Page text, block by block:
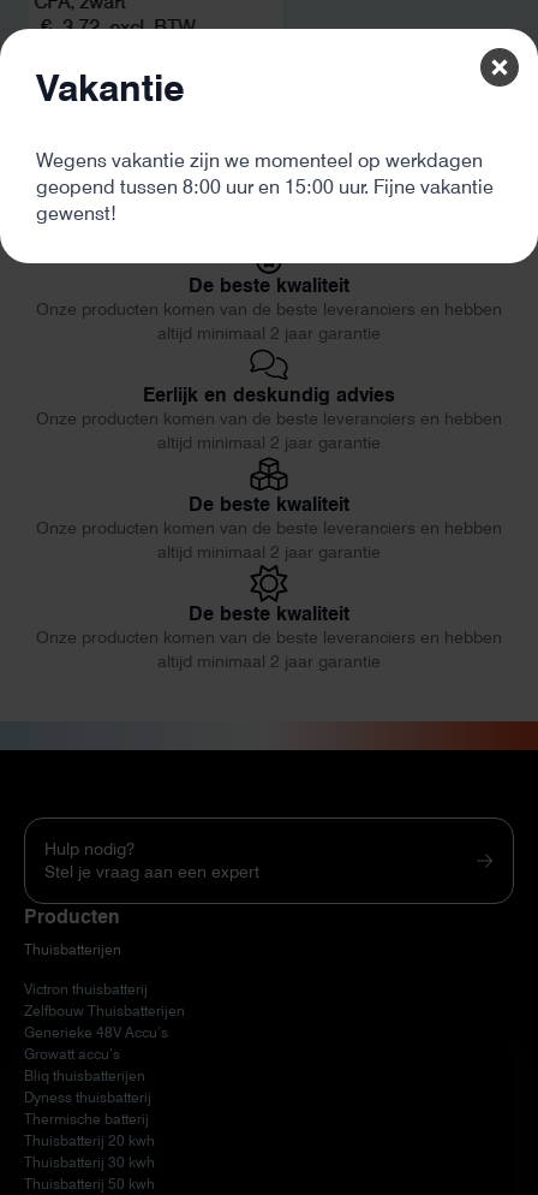
€3,72 excl. BTW
De beste kwaliteit
Onze producten komen van de beste leveranciers en hebben
altijd minimaal 2 jaar garantie
Eerlijk en deskundig advies
Onze producten komen van de beste leveranciers en hebben
altijd minimaal 2 jaar garantie
De beste kwaliteit
Onze producten komen van de beste leveranciers en hebben
altijd minimaal 2 jaar garantie
De beste kwaliteit
Onze producten komen van de beste leveranciers en hebben
altijd minimaal 2 jaar garantie
Hulp nodig?
Stel je vraag aan een expert
Producten
Thuisbatterijen
Victron thuisbatterij
Zelfbouw Thuisbatterijen
Generieke 48V Accu’s
Growatt accu’s
Bliq thuisbatterijen
Dyness thuisbatterij
Thermische batterij
Thuisbatterij 20 kwh
Thuisbatterij 30 kwh
Thuisbatterij 50 kwh
Vakantie
Wegens vakantie zijn we momenteel op werkdagen
geopend tussen 8:00 uur en 15:00 uur. Fijne vakantie
gewenst!